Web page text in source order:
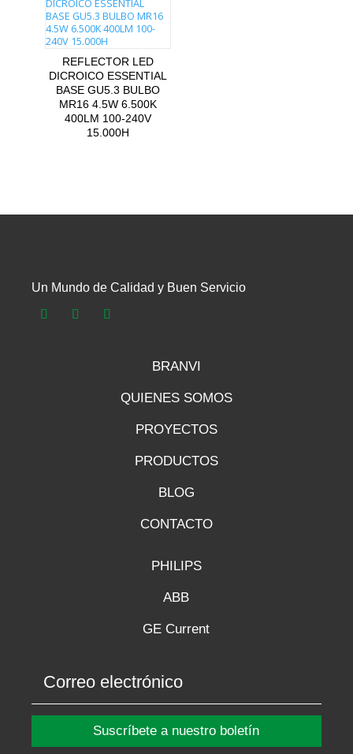
REFLECTOR LED
DICROICO ESSENTIAL
BASE GU5.3 BULBO
MR16 4.5W 6.500K
400LM 100-240V
15.000H
Un Mundo de Calidad y Buen Servicio
BRANVI
QUIENES SOMOS
PROYECTOS
PRODUCTOS
BLOG
CONTACTO
PHILIPS
ABB
GE Current
Suscríbete a nuestro boletín